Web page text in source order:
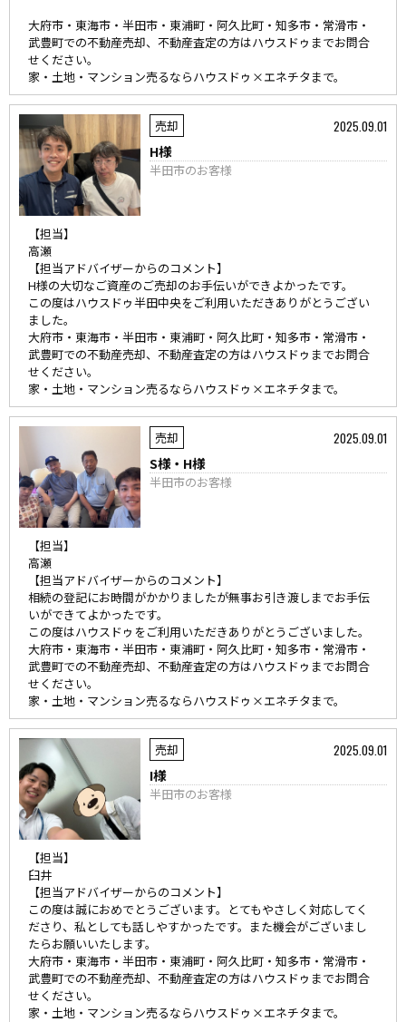
大府市・東海市・半田市・東浦町・阿久比町・知多市・常滑市・
武豊町での不動産売却、不動産査定の方はハウスドゥまでお問合
せください。
家・土地・マンション売るならハウスドゥ×エネチタまで。
売却 2025.09.01
H様
半田市のお客様
【担当】
高瀬
【担当アドバイザーからのコメント】
H様の大切なご資産のご売却のお手伝いができよかったです。
この度はハウスドゥ半田中央をご利用いただきありがとうござい
ました。
大府市・東海市・半田市・東浦町・阿久比町・知多市・常滑市・
武豊町での不動産売却、不動産査定の方はハウスドゥまでお問合
せください。
家・土地・マンション売るならハウスドゥ×エネチタまで。
売却 2025.09.01
S様・H様
半田市のお客様
【担当】
高瀬
【担当アドバイザーからのコメント】
相続の登記にお時間がかかりましたが無事お引き渡しまでお手伝
いができてよかったです。
この度はハウスドゥをご利用いただきありがとうございました。
大府市・東海市・半田市・東浦町・阿久比町・知多市・常滑市・
武豊町での不動産売却、不動産査定の方はハウスドゥまでお問合
せください。
家・土地・マンション売るならハウスドゥ×エネチタまで。
売却 2025.09.01
I様
半田市のお客様
【担当】
臼井
【担当アドバイザーからのコメント】
この度は誠におめでとうございます。とてもやさしく対応してく
ださり、私としても話しやすかったです。また機会がございまし
たらお願いいたします。
大府市・東海市・半田市・東浦町・阿久比町・知多市・常滑市・
武豊町での不動産売却、不動産査定の方はハウスドゥまでお問合
せください。
家・土地・マンション売るならハウスドゥ×エネチタまで。